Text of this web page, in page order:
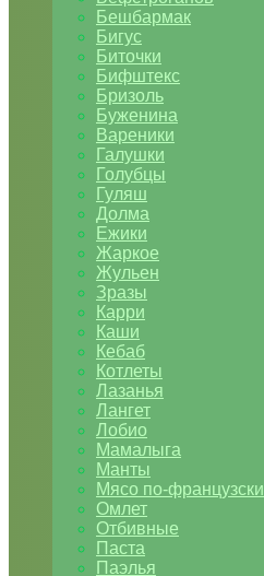
Бешбармак
Бигус
Биточки
Бифштекс
Бризоль
Буженина
Вареники
Галушки
Голубцы
Гуляш
Долма
Ежики
Жаркое
Жульен
Зразы
Карри
Каши
Кебаб
Котлеты
Лазанья
Лангет
Лобио
Мамалыга
Манты
Мясо по-французски
Омлет
Отбивные
Паста
Паэлья